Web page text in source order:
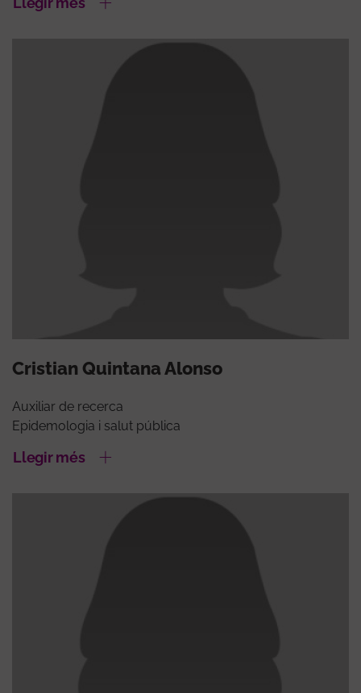
Cristian Quintana Alonso
Auxiliar de recerca
Epidemologia i salut pública
Llegir més